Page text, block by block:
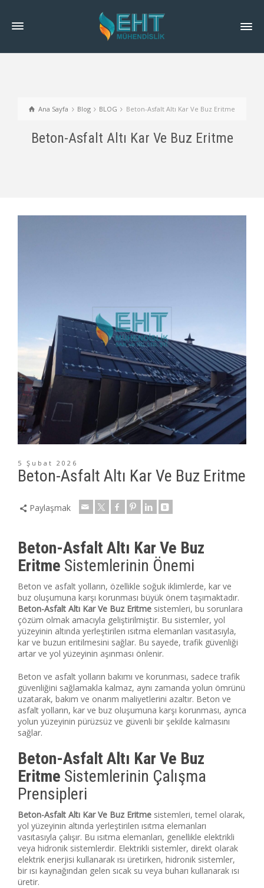
Ana Sayfa Blog BLOG Beton-Asfalt Altı Kar Ve Buz Eritme
Beton-Asfalt Altı Kar Ve Buz Eritme
5 Şubat 2026
Beton-Asfalt Altı Kar Ve Buz Eritme
Paylaşmak
Beton-Asfalt Altı Kar Ve Buz
Eritme Sistemlerinin Önemi
Beton ve asfalt yolların, özellikle soğuk iklimlerde, kar ve
buz oluşumuna karşı korunması büyük önem taşımaktadır.
Beton-Asfalt Altı Kar Ve Buz Eritme sistemleri, bu sorunlara
çözüm olmak amacıyla geliştirilmiştir. Bu sistemler, yol
yüzeyinin altında yerleştirilen ısıtma elemanları vasıtasıyla,
kar ve buzun eritilmesini sağlar. Bu sayede, trafik güvenliği
artar ve yol yüzeyinin aşınması önlenir.
Beton ve asfalt yolların bakımı ve korunması, sadece trafik
güvenliğini sağlamakla kalmaz, aynı zamanda yolun ömrünü
uzatarak, bakım ve onarım maliyetlerini azaltır. Beton ve
asfalt yolların, kar ve buz oluşumuna karşı korunması, ayrıca
yolun yüzeyinin pürüzsüz ve güvenli bir şekilde kalmasını
sağlar.
Beton-Asfalt Altı Kar Ve Buz
Eritme Sistemlerinin Çalışma
Prensipleri
Beton-Asfalt Altı Kar Ve Buz Eritme sistemleri, temel olarak,
yol yüzeyinin altında yerleştirilen ısıtma elemanları
vasıtasıyla çalışır. Bu ısıtma elemanları, genellikle elektrikli
veya hidronik sistemlerdir. Elektrikli sistemler, direkt olarak
elektrik enerjisi kullanarak ısı üretirken, hidronik sistemler,
bir ısı kaynağından gelen sıcak su veya buharı kullanarak ısı
üretir.